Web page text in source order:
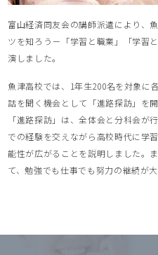
富山経済同友会の講師派遣により、
ツを知ろう－「学習と職業」「学習
演しました。
魚津高校では、1年生200名を対象に
話を聞く機会として「進路探訪」を
「進路探訪」は、全体会と分科会が
での経験を交えながら高校時代に学
能性が広がることを説明しました。
て、勉強でも仕事でも努力の継続が